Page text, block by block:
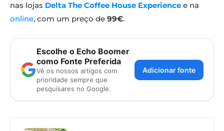
nas lojas Delta The Coffee House Experience e na
online, com um preço de 99€.
Escolhe o Echo Boomer
como Fonte Preferida
Vê os nossos artigos com
prioridade sempre que
pesquisares no Google.
Adicionar fonte